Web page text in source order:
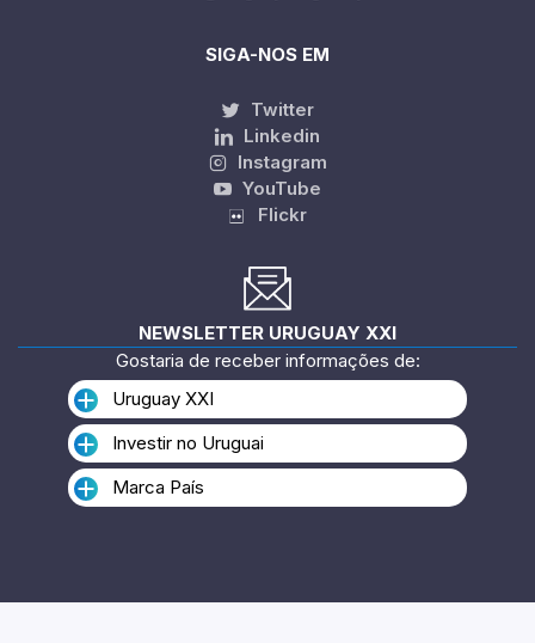
SIGA-NOS EM
Twitter
Linkedin
Instagram
YouTube
Flickr
NEWSLETTER URUGUAY XXI
Gostaria de receber informações de:
Uruguay XXI
Investir no Uruguai
Marca País